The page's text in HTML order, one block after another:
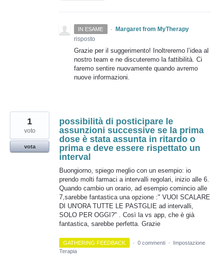
IN ESAME ·
Margaret from MyTherapy
risposto
Grazie per il suggerimento! Inoltreremo l’idea al
nostro team e ne discuteremo la fattibilità. Ci
faremo sentire nuovamente quando avremo
nuove informazioni.
possibilità di posticipare le
assunzioni successive se la prima
dose è stata assunta in ritardo o
prima e deve essere rispettato un
interval
Buongiorno, spiego meglio con un esempio: io
prendo molti farmaci a intervalli regolari, inizio alle 6.
Quando cambio un orario, ad esempio comincio alle
7,sarebbe fantastica una opzione :" VUOI SCALARE
DI UN'ORA TUTTE LE PASTGLIE ad intervalli,
SOLO PER OGGI?" . Così la vs app, che è già
fantastica, sarebbe perfetta. Grazie
1
voto
vota
GATHERING FEEDBACK · 0 commenti ·
Impostazione
Terapia